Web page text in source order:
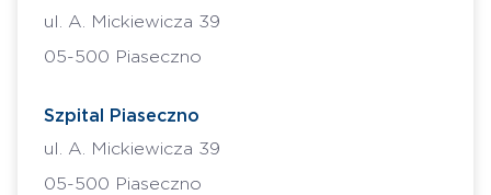
ul. A. Mickiewicza 39
05-500 Piaseczno
Szpital Piaseczno
ul. A. Mickiewicza 39
05-500 Piaseczno